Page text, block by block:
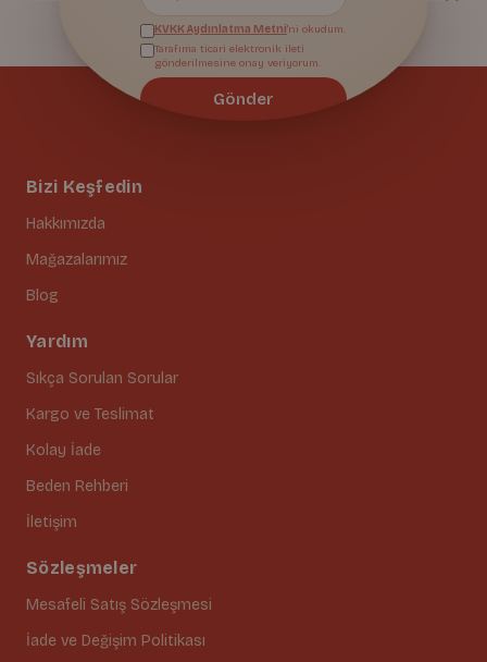
Bizi Keşfedin
Hakkımızda
Mağazalarımız
Blog
Yardım
Sıkça Sorulan Sorular
Kargo ve Teslimat
Kolay İade
Beden Rehberi
İletişim
Sözleşmeler
Mesafeli Satış Sözleşmesi
İade ve Değişim Politikası
KVKK Aydınlatma Metni'ni okudum.
Tarafıma ticari elektronik ileti
gönderilmesine onay veriyorum.
Gönder